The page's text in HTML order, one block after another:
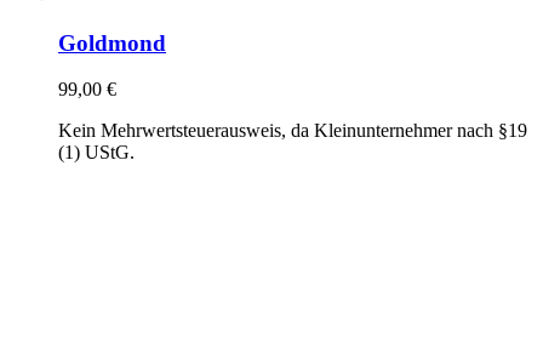
Goldmond
99,00 €
Kein Mehrwertsteuerausweis, da Kleinunternehmer nach §19
(1) UStG.